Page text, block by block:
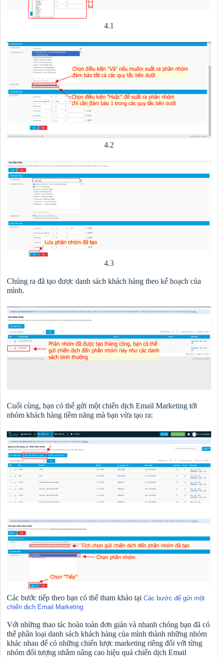
4.1
4.2
4.3
Chúng ra đã tạo được danh sách khách hàng theo kế hoạch của
mình.
Cuối cùng, bạn có thể gửi một chiến dịch Email Marketing tới
nhóm khách hàng tiềm năng mà bạn vừa tạo ra:
Các bước tiếp theo bạn có thể tham khảo tại Các bước để gửi một
chiến dịch Email Marketing
Với những thao tác hoàn toàn đơn giản và nhanh chóng bạn đã có
thể phân loại danh sách khách hàng của mình thành những nhóm
khác nhau để có những chiến lược marketing riêng đối với từng
nhóm đối tượng nhằm nâng cao hiệu quả chiến dịch Email